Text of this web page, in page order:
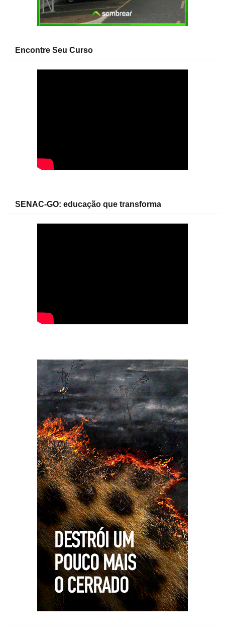
Encontre Seu Curso
SENAC-GO: educação que transforma